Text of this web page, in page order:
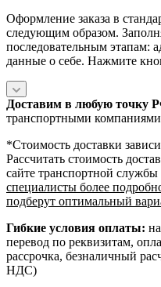
Оформление заказа в
следующим образом.
последовательным этапам:
данные о себе. Нажмите
Доставим в любую точку
транспортными компаниями
*Cтоимость доставки
Рассчитать стоимость
сайте транспортной службы
специалисты более
подберут оптимальный
Гибкие условия оплаты:
перевод по реквизитам,
рассрочка, безналичный
НДС)